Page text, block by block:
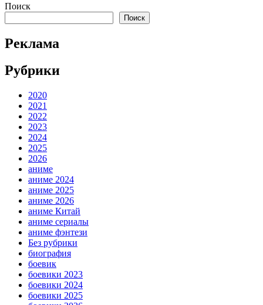
Поиск
Поиск
Реклама
Рубрики
2020
2021
2022
2023
2024
2025
2026
аниме
аниме 2024
аниме 2025
аниме 2026
аниме Китай
аниме сериалы
аниме фэнтези
Без рубрики
биография
боевик
боевики 2023
боевики 2024
боевики 2025